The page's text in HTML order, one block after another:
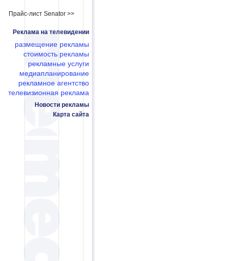
Прайс-лист Senator >>
Реклама на телевидении
размещение рекламы
стоимость рекламы
рекламные услуги
медиапланирование
рекламное агентство
телевизионная реклама
Новости рекламы
Карта сайта